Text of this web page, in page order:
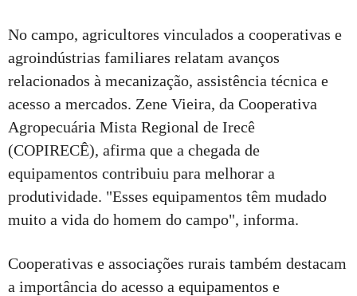
No campo, agricultores vinculados a cooperativas e
agroindústrias familiares relatam avanços
relacionados à mecanização, assistência técnica e
acesso a mercados. Zene Vieira, da Cooperativa
Agropecuária Mista Regional de Irecê
(COPIRECÊ), afirma que a chegada de
equipamentos contribuiu para melhorar a
produtividade. "Esses equipamentos têm mudado
muito a vida do homem do campo", informa.
Cooperativas e associações rurais também destacam
a importância do acesso a equipamentos e